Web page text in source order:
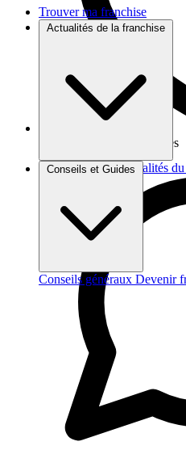
Trouver ma franchise
Actualités de la franchise
Brèves et actus Actualités du
Conseils et Guides
Conseils généraux Devenir
Vos données sont protégées